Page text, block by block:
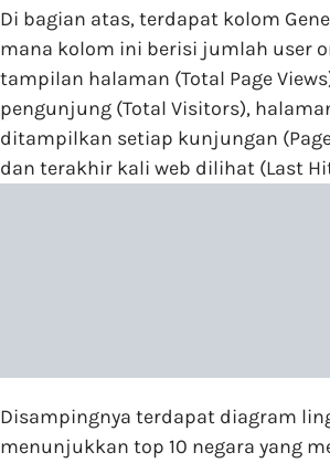
Di bagian atas, terdapat kolom
mana kolom ini berisi jumlah user
tampilan halaman (Total Page
pengunjung (Total Visitors),
ditampilkan setiap kunjungan
dan terakhir kali web dilihat (Last
Disampingnya terdapat diagram
menunjukkan top 10 negara yang